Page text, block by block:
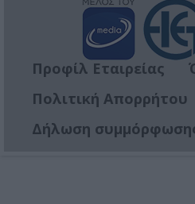
Προφίλ Εταιρείας
Πολιτική Απορρήτου
Δήλωση